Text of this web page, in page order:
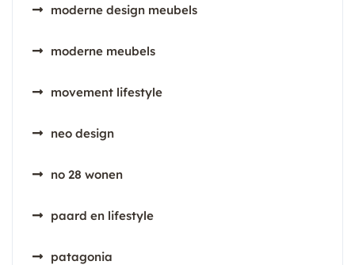
moderne design meubels
moderne meubels
movement lifestyle
neo design
no 28 wonen
paard en lifestyle
patagonia